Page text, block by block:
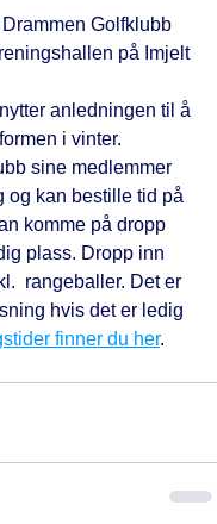
Drammen Golfklubb
på Imjelt
anledningen til å
i vinter.
sine medlemmer
og kan bestille tid på
komme på dropp
plass. Dropp inn
rangeballer. Det er
hvis det er ledig
finner du her.